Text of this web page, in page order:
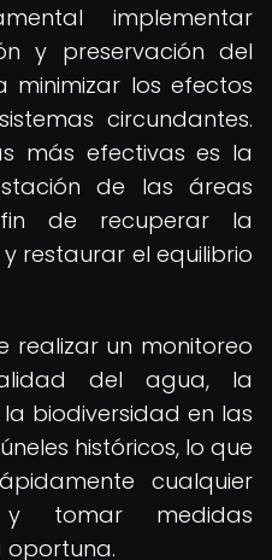
implementar
y preservación del
los efectos
circundantes.
más efectivas es la
de las áreas
de recuperar la
restaurar el equilibrio
realizar un monitoreo
del agua, la
biodiversidad en las
históricos, lo que
cualquier
tomar medidas
oportuna.